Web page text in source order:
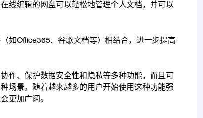
线编辑的网盘可以轻松地管理个人文档，并可以
如Office365、谷歌文档等）相结合，进一步提高
作、保护数据安全性和隐私等多种功能，而且可
场景。随着越来越多的用户开始使用这种功能强
更加广阔。